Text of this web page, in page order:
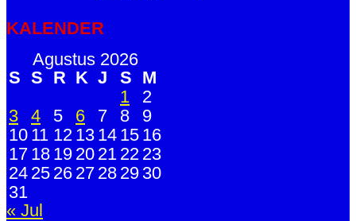
KALENDER
Agustus 2026
S S R K J S M
1
2
3
4 5 6 7 8
9
10 11 12 13 14 15 16
17 18 19 20 21 22 23
24 25 26 27 28 29 30
31
« Jul